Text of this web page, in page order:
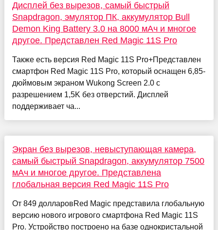
Дисплей без вырезов, самый быстрый
Snapdragon, эмулятор ПК, аккумулятор Bull
Demon King Battery 3.0 на 8000 мАч и многое
другое. Представлен Red Magic 11S Pro
Также есть версия Red Magic 11S Pro+Представлен
смартфон Red Magic 11S Pro, который оснащен 6,85-
дюймовым экраном Wukong Screen 2.0 с
разрешением 1,5K без отверстий. Дисплей
поддерживает ча...
Экран без вырезов, невыступающая камера,
самый быстрый Snapdragon, аккумулятор 7500
мАч и многое другое. Представлена
глобальная версия Red Magic 11S Pro
От 849 долларовRed Magic представила глобальную
версию нового игрового смартфона Red Magic 11S
Pro. Устройство построено на базе однокристальной